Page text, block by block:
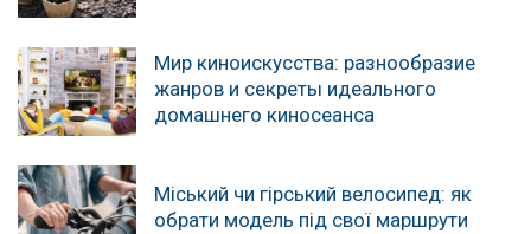
Мир киноискусства: разнообразие
жанров и секреты идеального
домашнего киносеанса
Міський чи гірський велосипед: як
обрати модель під свої маршрути